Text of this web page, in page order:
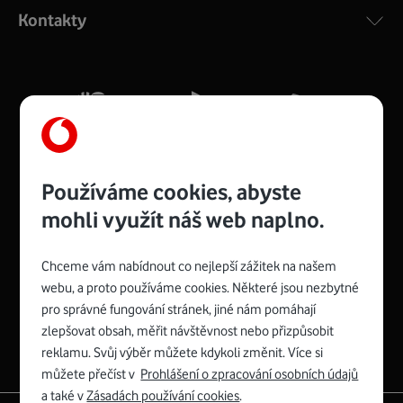
silný signál pro celou domácnost. Kompaktní rozměry 21
Více o COMPAL CH7465VF
Zyxel VMG8623-T50B:
Rozměry modemu jsou 16 x 22 x 7,5 cm (včetně stojánku)
a nabízí 4 gigabitové LAN porty a bezdrátové připojení Wi-
Fi ve verzích 802.11 b/g/n/ac pro frekvenci 2,4 GHz a
Spojte se s Vodafonem
Kontakty
Používáme cookies, abyste
mohli využít náš web naplno.
Chceme vám nabídnout co nejlepší zážitek na našem
webu, a proto používáme cookies. Některé jsou nezbytné
pro správné fungování stránek, jiné nám pomáhají
zlepšovat obsah, měřit návštěvnost nebo přizpůsobit
reklamu. Svůj výběr můžete kdykoli změnit. Více si
můžete přečíst v Prohlášení o zpracování osobních údajů
a také vZásadách používání cookies.